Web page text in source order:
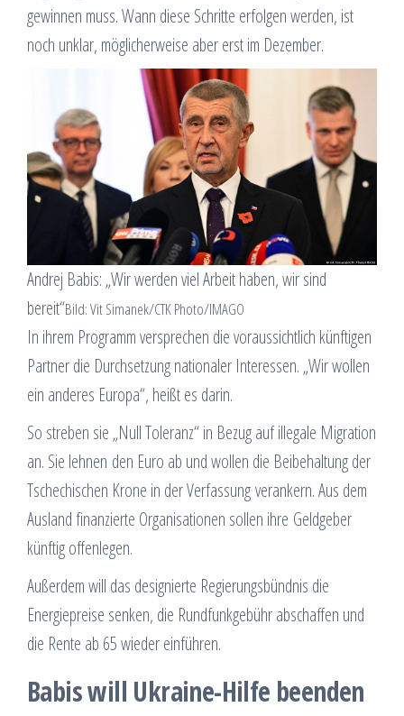
gewinnen muss. Wann diese Schritte erfolgen werden, ist
noch unklar, möglicherweise aber erst im Dezember.
Andrej Babis: „Wir werden viel Arbeit haben, wir sind
bereit“Bild: Vit Simanek/CTK Photo/IMAGO
In ihrem Programm versprechen die voraussichtlich künftigen
Partner die Durchsetzung nationaler Interessen. „Wir wollen
ein anderes Europa“, heißt es darin.
So streben sie „Null Toleranz“ in Bezug auf illegale Migration
an. Sie lehnen den Euro ab und wollen die Beibehaltung der
Tschechischen Krone in der Verfassung verankern. Aus dem
Ausland finanzierte Organisationen sollen ihre Geldgeber
künftig offenlegen.
Außerdem will das designierte Regierungsbündnis die
Energiepreise senken, die Rundfunkgebühr abschaffen und
die Rente ab 65 wieder einführen.
Babis will Ukraine-Hilfe beenden